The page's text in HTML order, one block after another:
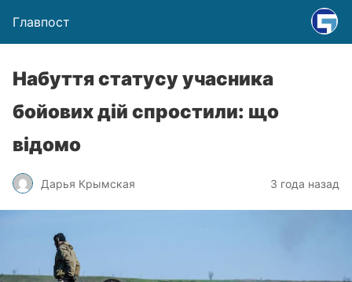
Главпост
Набуття статусу учасника
бойових дій спростили: що
відомо
Дарья Крымская 3 года назад